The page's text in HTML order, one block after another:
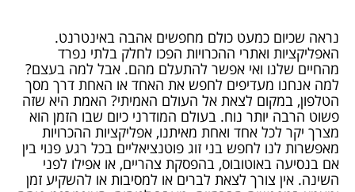
נראה שכיום כמעט כולם מחפשים אהבה באינטרנט.
האפליקציות ואתרי ההכרויות הפכו לחלק בלתי נפרד
מהחיים שלנו ואי אפשר להתעלם מהם. אבל למה בעצם?
למה אנחנו מעדיפים לחפש את האחד או האחת דרך מסך
הטלפון, במקום לצאת אל העולם האמיתי? האמת היא שזה
פשוט הרבה יותר נוח. בעולם המודרני כיום שבו הזמן הוא
מצרך יקר לכל אחד ואחת מאיתנו, אפליקציות ההכרויות
מאפשרות לנו לחפש בני זוג פוטנציאליים בכל רגע פנוי בין
אם בנסיעה באוטובוס, בהפסקת צהריים, או אפילו לפני
השינה. אין צורך לצאת לברים או למסיבות או להשקיע זמן